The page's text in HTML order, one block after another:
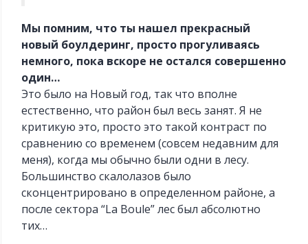
Мы помним, что ты нашел прекрасный
новый боулдеринг, просто прогуливаясь
немного, пока вскоре не остался совершенно
один…
Это было на Новый год, так что вполне
естественно, что район был весь занят. Я не
критикую это, просто это такой контраст по
сравнению со временем (совсем недавним для
меня), когда мы обычно были одни в лесу.
Большинство скалолазов было
сконцентрировано в определенном районе, а
после сектора “La Boule” лес был абсолютно
тих…